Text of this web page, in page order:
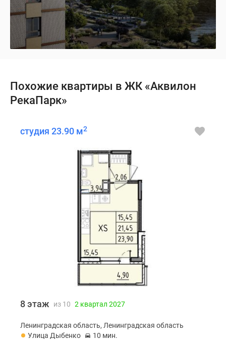
Похожие квартиры в ЖК «Аквилон
РекаПарк»
студия 23.90 м2
8 этаж из 10 2 квартал 2027
Ленинградская область, Ленинградская область
Улица Дыбенко
10 мин.